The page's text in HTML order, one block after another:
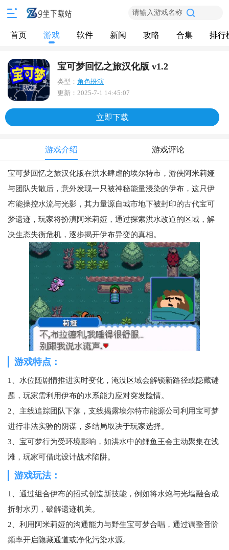
请输入游戏名称
首页 游戏 软件 新闻 攻略 合集 排行
宝可梦回忆之旅汉化版 v1.2
类型： 角色扮演
更新： 2025-7-1 14:45:07
立即下载
游戏介绍 游戏评论
宝可梦回忆之旅汉化版在洪水肆虐的埃尔特市，游侠阿米莉娅
与团队失散后，意外发现一只被神秘能量浸染的伊布，这只伊
布能操控水流与光影，其力量源自城市地下被封印的古代宝可
梦遗迹，玩家将扮演阿米莉娅，通过探索洪水改道的区域，解
决生态失衡危机，逐步揭开伊布异变的真相。
游戏特点：
1、水位随剧情推进实时变化，淹没区域会解锁新路径或隐藏谜
题，玩家需利用伊布的水系能力应对突发险情。
2、主线追踪团队下落，支线揭露埃尔特市能源公司利用宝可梦
进行非法实验的阴谋，多结局取决于玩家选择。
3、宝可梦行为受环境影响，如洪水中的鲤鱼王会主动聚集在浅
滩，玩家可借此设计战术陷阱。
游戏玩法：
1、通过组合伊布的招式创造新技能，例如将水炮与光墙融合成
折射水刃，破解遗迹机关。
2、利用阿米莉娅的沟通能力与野生宝可梦合唱，通过调整音阶
频率开启隐藏通道或净化污染水源。